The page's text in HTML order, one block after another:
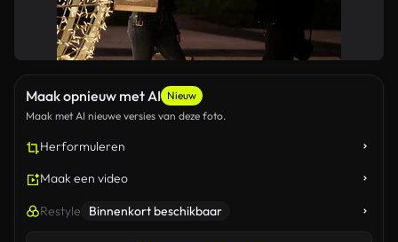
Maak opnieuw met AI Nieuw
Maak met AI nieuwe versies van deze foto.
Herformuleren
Maak een video
Restyle Binnenkort beschikbaar